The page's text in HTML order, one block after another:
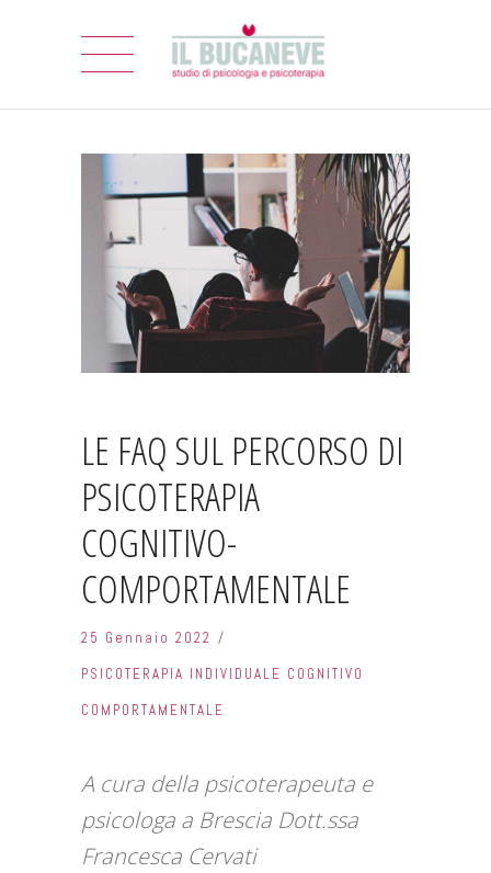
LE FAQ SUL PERCORSO DI
PSICOTERAPIA
COGNITIVO-
COMPORTAMENTALE
25 Gennaio 2022
PSICOTERAPIA INDIVIDUALE COGNITIVO
COMPORTAMENTALE
A cura della psicoterapeuta e
psicologa a Brescia Dott.ssa
Francesca Cervati